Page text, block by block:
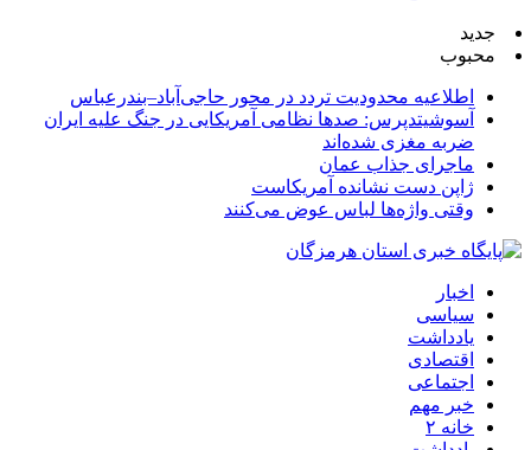
جدید
محبوب
اطلاعیه محدودیت تردد در محور حاجی‌آباد–بندرعباس
آسوشیتدپرس: صدها نظامی آمریکایی در جنگ علیه ایران
ضربه مغزی شده‌اند
ماجرای جذاب عمان
ژاپن دست نشانده آمریکاست
وقتی واژه‌ها لباس عوض می‌کنند
اخبار
سیاسی
یادداشت
اقتصادی
اجتماعی
خبر مهم
خانه ۲